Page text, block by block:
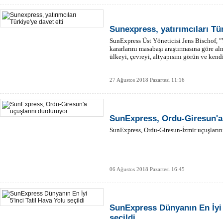
Sunexpress, yatırımcıları
SunExpress Üst Yöneticisi Jens Bischof,
kararlarını masabaşı araştırmasına
ülkeyi, çevreyi, altyapısını görün ve
27 Ağustos 2018 Pazartesi 11:16
SunExpress, Ordu-
SunExpress, Ordu-Giresun-İzmir
06 Ağustos 2018 Pazartesi 16:45
SunExpress Dünyanın En